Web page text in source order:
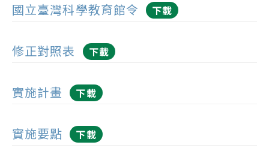
國立臺灣科學教育館令 下載
修正對照表 下載
實施計畫 下載
實施要點 下載